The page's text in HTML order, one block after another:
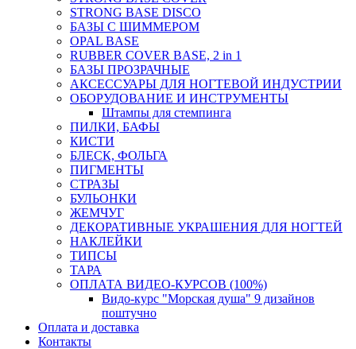
STRONG BASE DISCO
БАЗЫ С ШИММЕРОМ
OPAL BASE
RUBBER COVER BASE, 2 in 1
БАЗЫ ПРОЗРАЧНЫЕ
АКСЕССУАРЫ ДЛЯ НОГТЕВОЙ ИНДУСТРИИ
ОБОРУДОВАНИЕ И ИНСТРУМЕНТЫ
Штампы для стемпинга
ПИЛКИ, БАФЫ
КИСТИ
БЛЕСК, ФОЛЬГА
ПИГМЕНТЫ
СТРАЗЫ
БУЛЬОНКИ
ЖЕМЧУГ
ДЕКОРАТИВНЫЕ УКРАШЕНИЯ ДЛЯ НОГТЕЙ
НАКЛЕЙКИ
ТИПСЫ
ТАРА
ОПЛАТА ВИДЕО-КУРСОВ (100%)
Видо-курс "Морская душа" 9 дизайнов
поштучно
Оплата и доставка
Контакты